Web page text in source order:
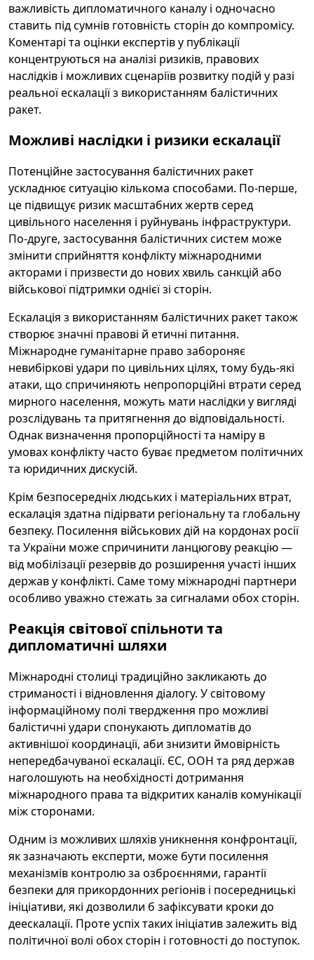
важливість дипломатичного каналу і одночасно
ставить під сумнів готовність сторін до компромісу.
Коментарі та оцінки експертів у публікації
концентруються на аналізі ризиків, правових
наслідків і можливих сценаріїв розвитку подій у разі
реальної ескалації з використанням балістичних
ракет.
Можливі наслідки і ризики ескалації
Потенційне застосування балістичних ракет
ускладнює ситуацію кількома способами. По-перше,
це підвищує ризик масштабних жертв серед
цивільного населення і руйнувань інфраструктури.
По-друге, застосування балістичних систем може
змінити сприйняття конфлікту міжнародними
акторами і призвести до нових хвиль санкцій або
військової підтримки однієї зі сторін.
Ескалація з використанням балістичних ракет також
створює значні правові й етичні питання.
Міжнародне гуманітарне право забороняє
невибіркові удари по цивільних цілях, тому будь-які
атаки, що спричиняють непропорційні втрати серед
мирного населення, можуть мати наслідки у вигляді
розслідувань та притягнення до відповідальності.
Однак визначення пропорційності та наміру в
умовах конфлікту часто буває предметом політичних
та юридичних дискусій.
Крім безпосередніх людських і матеріальних втрат,
ескалація здатна підірвати регіональну та глобальну
безпеку. Посилення військових дій на кордонах росії
та України може спричинити ланцюгову реакцію —
від мобілізації резервів до розширення участі інших
держав у конфлікті. Саме тому міжнародні партнери
особливо уважно стежать за сигналами обох сторін.
Реакція світової спільноти та
дипломатичні шляхи
Міжнародні столиці традиційно закликають до
стриманості і відновлення діалогу. У світовому
інформаційному полі твердження про можливі
балістичні удари спонукають дипломатів до
активнішої координації, аби знизити ймовірність
непередбачуваної ескалації. ЄС, ООН та ряд держав
наголошують на необхідності дотримання
міжнародного права та відкритих каналів комунікації
між сторонами.
Одним із можливих шляхів уникнення конфронтації,
як зазначають експерти, може бути посилення
механізмів контролю за озброєннями, гарантії
безпеки для прикордонних регіонів і посередницькі
ініціативи, які дозволили б зафіксувати кроки до
деескалації. Проте успіх таких ініціатив залежить від
політичної волі обох сторін і готовності до поступок.